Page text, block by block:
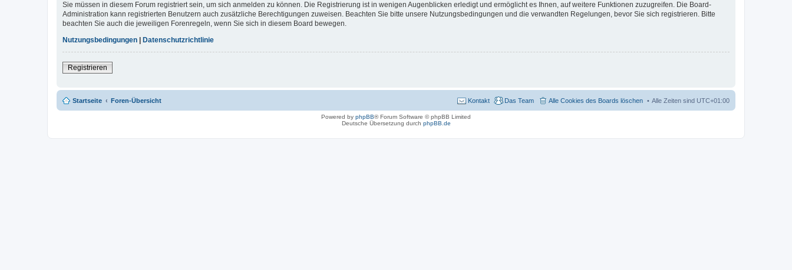
Sie müssen in diesem Forum registriert sein, um sich anmelden zu können. Die Registrierung ist in wenigen Augenblicken erledigt und ermöglicht es Ihnen, auf weitere Funktionen zuzugreifen. Die Board-
Administration kann registrierten Benutzern auch zusätzliche Berechtigungen zuweisen. Beachten Sie bitte unsere Nutzungsbedingungen und die verwandten Regelungen, bevor Sie sich registrieren. Bitte
beachten Sie auch die jeweiligen Forenregeln, wenn Sie sich in diesem Board bewegen.
Nutzungsbedingungen
Datenschutzrichtlinie
Registrieren
Startseite Foren-Übersicht Alle Zeiten sind UTC+01:00
Alle Cookies des Boards löschen
Das Team
Kontakt
Powered by phpBB® Forum Software © phpBB Limited
Deutsche Übersetzung durch phpBB.de